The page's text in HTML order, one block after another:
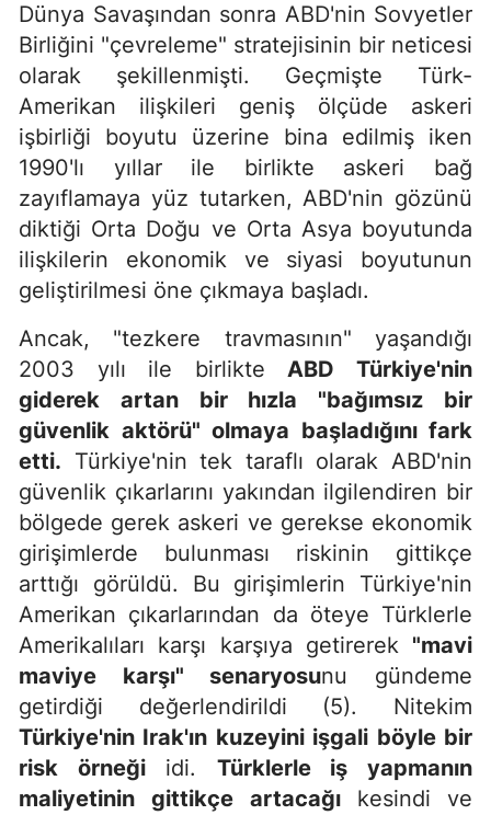
Dünya Savaşından sonra ABD'nin Sovyetler
Birliğini "çevreleme" stratejisinin bir neticesi
olarak şekillenmişti. Geçmişte Türk-
Amerikan ilişkileri geniş ölçüde askeri
işbirliği boyutu üzerine bina edilmiş iken
1990'lı yıllar ile birlikte askeri bağ
zayıflamaya yüz tutarken, ABD'nin gözünü
diktiği Orta Doğu ve Orta Asya boyutunda
ilişkilerin ekonomik ve siyasi boyutunun
geliştirilmesi öne çıkmaya başladı.
Ancak, "tezkere travmasının" yaşandığı
2003 yılı ile birlikteABD Türkiye'nin
giderek artan bir hızla "bağımsız bir
güvenlik aktörü" olmaya başladığını fark
etti. Türkiye'nin tek taraflı olarak ABD'nin
güvenlik çıkarlarını yakından ilgilendiren bir
bölgede gerek askeri ve gerekse ekonomik
girişimlerde bulunması riskinin gittikçe
arttığı görüldü. Bu girişimlerin Türkiye'nin
Amerikan çıkarlarından da öteye Türklerle
Amerikalıları karşı karşıya getirerek "mavi
maviye karşı" senaryosunu gündeme
getirdiği değerlendirildi (5). Nitekim
Türkiye'nin Irak'ın kuzeyini işgali böyle bir
risk örneğiidi. Türklerle iş yapmanın
maliyetinin gittikçe artacağı kesindi
ve